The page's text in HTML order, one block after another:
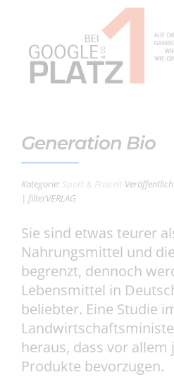
Generation Bio
Kategorie: Sport & Freizeit
| filterVERLAG
Sie sind etwas teurer
Nahrungsmittel und
begrenzt, dennoch
Lebensmittel in
beliebter. Eine Studie
heraus, dass vor allem
Produkte bevorzugen.